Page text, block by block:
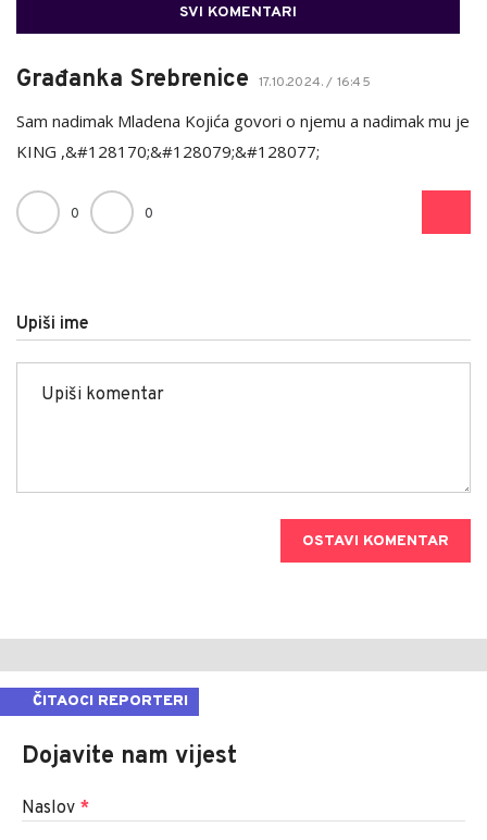
SVI KOMENTARI
Građanka Srebrenice 17.10.2024. / 16:45
Sam nadimak Mladena Kojića govori o njemu a nadimak mu je
KING ,&#128170;&#128079;&#128077;
0 0
Upiši ime
OSTAVI KOMENTAR
ČITAOCI REPORTERI
Dojavite nam vijest
Naslov *